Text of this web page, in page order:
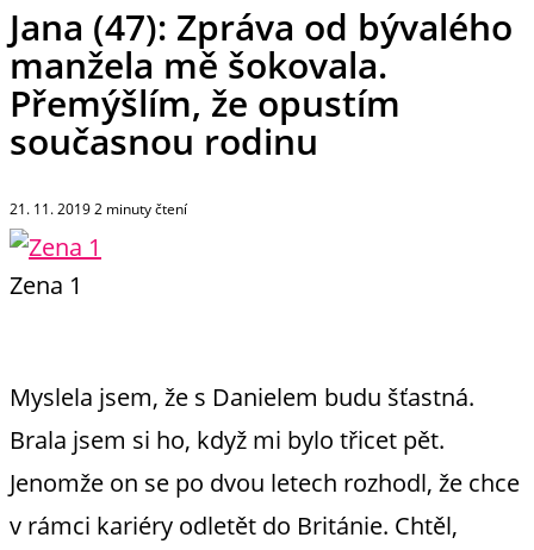
Jana (47): Zpráva od bývalého
manžela mě šokovala.
Přemýšlím, že opustím
současnou rodinu
21. 11. 20192 minuty čtení
Zena 1
Myslela jsem, že s Danielem budu šťastná.
Brala jsem si ho, když mi bylo třicet pět.
Jenomže on se po dvou letech rozhodl, že chce
v rámci kariéry odletět do Británie. Chtěl,